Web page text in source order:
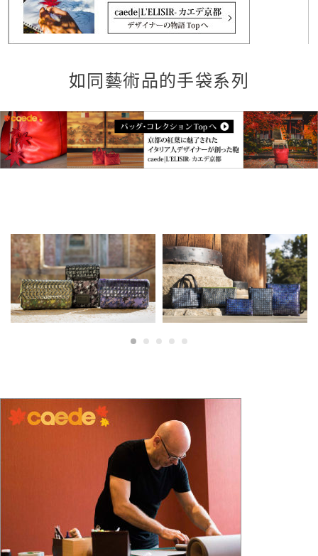
如同藝術品的手袋系列